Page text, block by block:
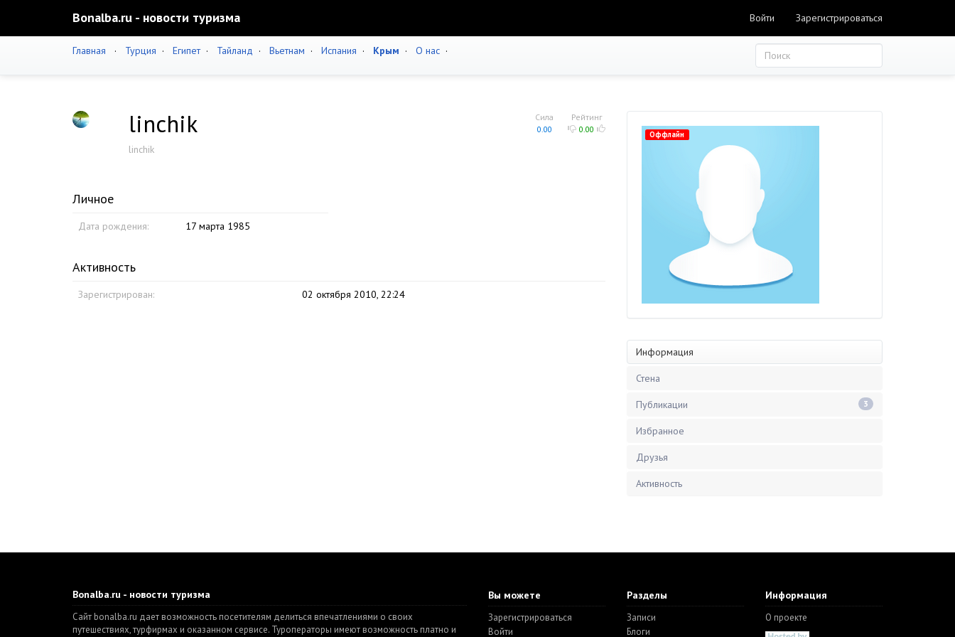
Bonalba.ru - новости туризма Войти Зарегистрироваться
Главная · Турция · Египет· Тайланд · Вьетнам · Испания · Крым · О нас ·
Рейтинг
0.00
Сила
0.00
linchik
linchik
Личное
Дата рождения: 17 марта 1985
Активность
Зарегистрирован: 02 октября 2010, 22:24
Оффлайн
Информация
Стена
Публикации 3
Избранное
Друзья
Активность
Bonalba.ru - новости туризма
Сайт bonalba.ru дает возможность посетителям делиться впечатлениями о своих
путешествиях, турфирмах и оказанном сервисе. Туроператоры имеют возможность платно и
Вы можете
Зарегистрироваться
Войти
Разделы
Записи
Блоги
Информация
О проекте